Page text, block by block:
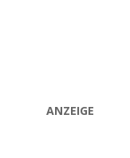
ANZEIGE